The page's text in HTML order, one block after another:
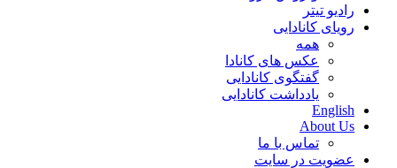
رادیو تیتر
رویای کانادایی
همه
عکس های کانادا
گفتگوی کانادایی
یادداشت کانادایی
English
About Us
تماس با ما
عضویت در سایت